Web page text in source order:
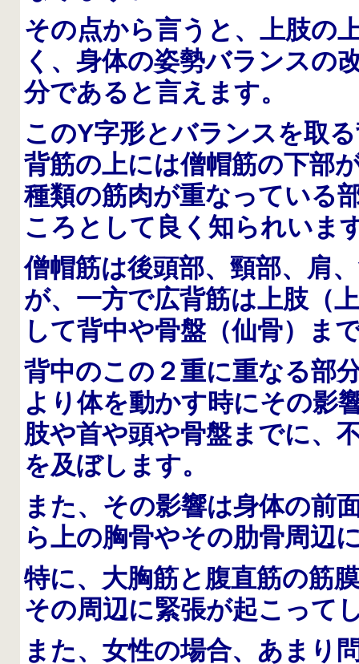
その点から言うと、上肢の
く、身体の姿勢バランスの
分であると言えます。
このY字形とバランスを取
背筋の上には僧帽筋の下部
種類の筋肉が重なっている
ころとして良く知られいま
僧帽筋は後頭部、頸部、肩
が、一方で広背筋は上肢（
して背中や骨盤（仙骨）ま
背中のこの２重に重なる部
より体を動かす時にその影
肢や首や頭や骨盤までに、
を及ぼします。
また、その影響は身体の前
ら上の胸骨やその肋骨周辺
特に、大胸筋と腹直筋の筋
その周辺に緊張が起こって
また、女性の場合、あまり